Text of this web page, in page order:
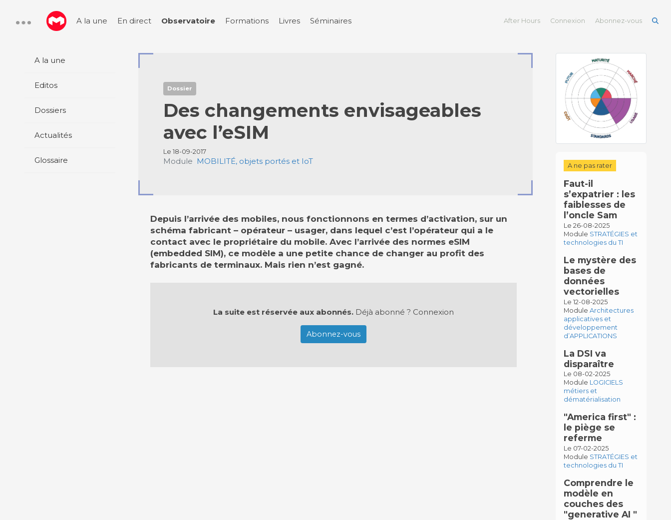
A la une En direct Observatoire Formations Livres Séminaires After Hours Connexion Abonnez-vous
A la une
Editos
Dossiers
Actualités
Glossaire
Dossier
Des changements envisageables
avec l’eSIM
Le 18-09-2017
Module MOBILITÉ, objets portés et IoT
Depuis l’arrivée des mobiles, nous fonctionnons en termes d’activation, sur un
schéma fabricant – opérateur – usager, dans lequel c’est l’opérateur qui a le
contact avec le propriétaire du mobile. Avec l’arrivée des normes eSIM
(embedded SIM), ce modèle a une petite chance de changer au profit des
fabricants de terminaux. Mais rien n’est gagné.
La suite est réservée aux abonnés.Déjà abonné ? Connexion
Abonnez-vous
A ne pas rater
Faut-il
s’expatrier : les
faiblesses de
l’oncle Sam
Le 26-08-2025
Module STRATÉGIES et
technologies du TI
Le mystère des
bases de
données
vectorielles
Le 12-08-2025
Module Architectures
applicatives et
développement
d’APPLICATIONS
La DSI va
disparaître
Le 08-02-2025
Module LOGICIELS
métiers et
dématérialisation
"America first" :
le piège se
referme
Le 07-02-2025
Module STRATÉGIES et
technologies du TI
Comprendre le
modèle en
couches des
"generative AI "